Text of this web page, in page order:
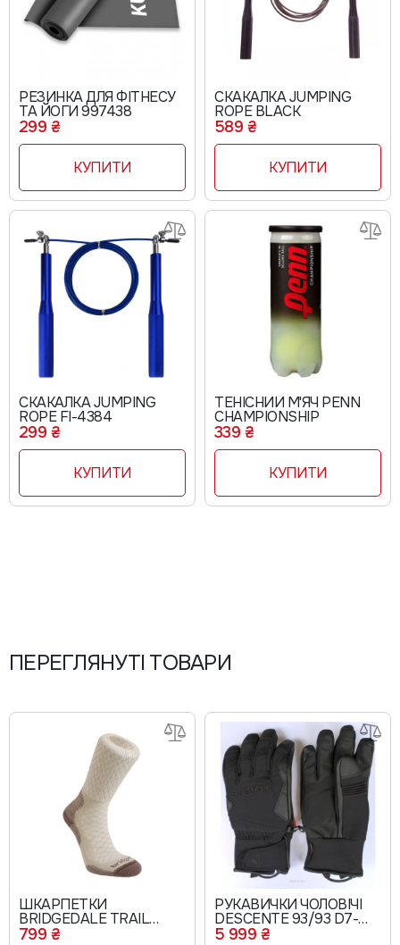
РЕЗИНКА ДЛЯ ФІТНЕСУ
ТА ЙОГИ 997438
299 ₴
КУПИТИ
СКАКАЛКА JUMPING
ROPE BLACK
589 ₴
КУПИТИ
СКАКАЛКА JUMPING
ROPE FI-4384
299 ₴
КУПИТИ
ТЕНІСНИЙ М'ЯЧ PENN
CHAMPIONSHIP
339 ₴
КУПИТИ
ПЕРЕГЛЯНУТІ ТОВАРИ
ШКАРПЕТКИ
BRIDGEDALE TRAIL
WOMAN SAND
799 ₴
РУКАВИЧКИ ЧОЛОВІЧІ
DESCENTE 93/93 D7-
0253
5 999 ₴